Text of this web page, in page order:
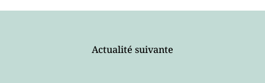
Actualité suivante